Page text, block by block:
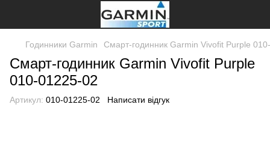
Годинники Garmin Смарт-годинник Garmin Vivofit Purple
Смарт-годинник Garmin Vivofit Purple
010-01225-02
Артикул: 010-01225-02 Написати відгук